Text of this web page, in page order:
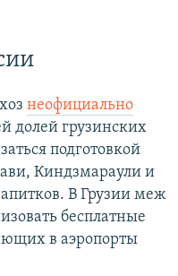
неофициально
долей грузинских
подготовкой
Киндзмараули и
В Грузии меж
бесплатные
в аэропорты